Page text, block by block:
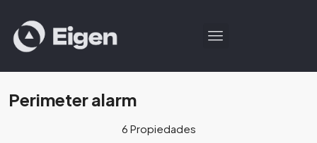
Perimeter alarm
6 Propiedades